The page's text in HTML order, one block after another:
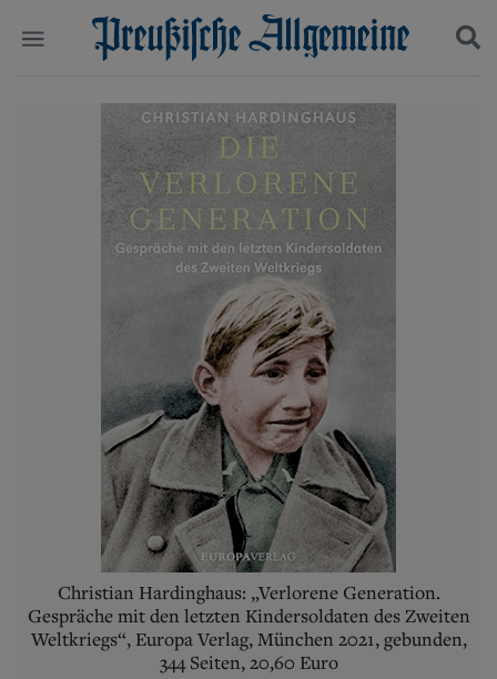
Start
Wer wir sind
Aktuelle Ausgabe
Abonnenten-Login
Abonnent werden
Abo Prämien
Archiv
Mediadaten
Politik
Kultur
Wirtschaft
Panorama
Gesellschaft
Leben
Geschichte
Ostpreußen
Pommern
Berlin-Brandenburg
Schlesien
Danzig und Westpreußen
Bücher
Kontakt
Suchen und finden
Christian Hardinghaus: „Verlorene Generation.
Gespräche mit den letzten Kindersoldaten des Zweiten
Weltkriegs“, Europa Verlag, München 2021, gebunden,
344 Seiten, 20,60 Euro